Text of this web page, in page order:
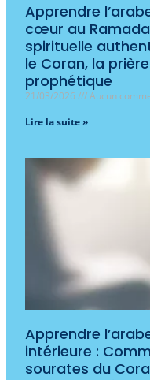
Apprendre
cœur au
spirituelle
le Coran, la
prophétique
21/03/2026
Aucun
Lire la suite »
Apprendre
intérieure :
sourates du